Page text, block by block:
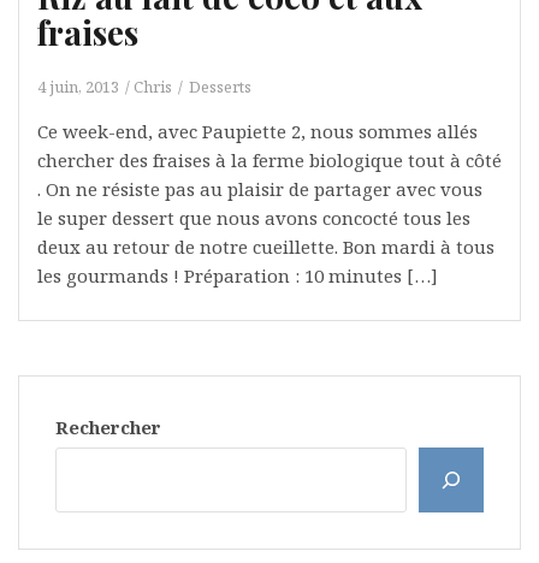
fraises
4 juin, 2013 Chris Desserts
Ce week-end, avec Paupiette 2, nous sommes allés
chercher des fraises à la ferme biologique tout à côté
. On ne résiste pas au plaisir de partager avec vous
le super dessert que nous avons concocté tous les
deux au retour de notre cueillette. Bon mardi à tous
les gourmands ! Préparation : 10 minutes […]
Rechercher